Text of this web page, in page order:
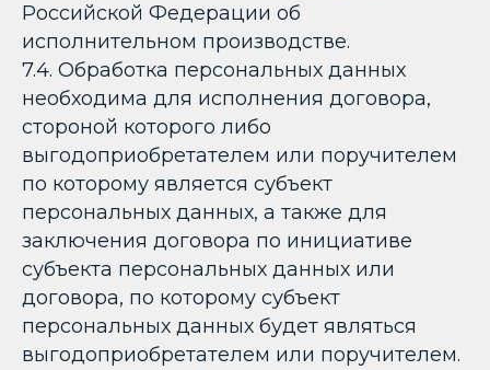
Российской Федерации об
исполнительном производстве.
7.4. Обработка персональных данных
необходима для исполнения договора,
стороной которого либо
выгодоприобретателем или поручителем
по которому является субъект
персональных данных, а также для
заключения договора по инициативе
субъекта персональных данных или
договора, по которому субъект
персональных данных будет являться
выгодоприобретателем или поручителем.